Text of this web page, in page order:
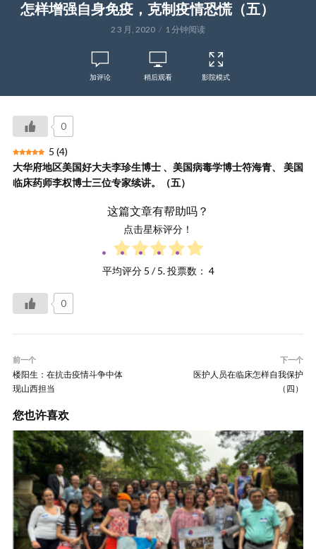
怎样增强自身免疫，克制疫情恐慌（五）
2 3 月, 2020 1 分钟阅读
加评论 稍后观看 影院模式
0
5 (4)
大华府地区美国好大夫李珍生博士 、美国病毒学博士符海青、 美国
临床药师李权博士三位专家续讲。（五）
这篇文章有帮助吗？
点击星标评分！
平均评分 5 / 5. 投票数： 4
0
前一个
楼阳生：在抗击疫情斗争中体
现山西担当
下一个
医护人员在临床怎样自我保护
（四）
您也许喜欢